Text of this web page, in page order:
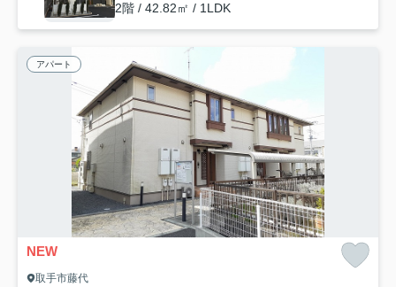
2階 / 42.82㎡ / 1LDK
アパート
NEW
取手市藤代